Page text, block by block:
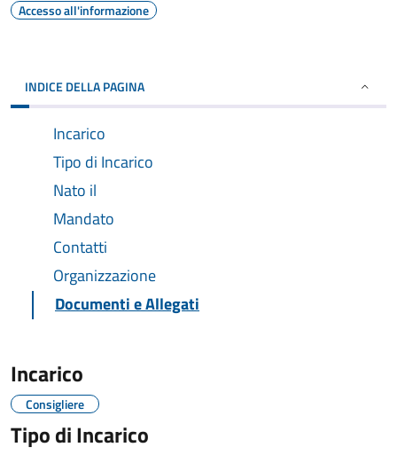
Accesso all'informazione
INDICE DELLA PAGINA
Incarico
Tipo di Incarico
Nato il
Mandato
Contatti
Organizzazione
Documenti e Allegati
Incarico
Consigliere
Tipo di Incarico